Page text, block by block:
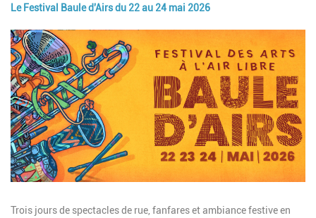
Le Festival Baule d'Airs du 22 au 24 mai 2026
Image
Description
Trois jours de spectacles de rue, fanfares et ambiance festive en